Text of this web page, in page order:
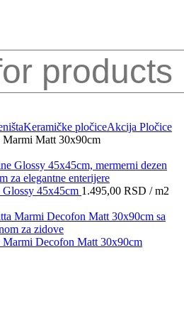
Keramičke pločiceAkcija Pločice
Marmi Matt 30x90cm
45x45cm 1.495,00 RSD / m2
Marmi Decofon Matt 30x90cm